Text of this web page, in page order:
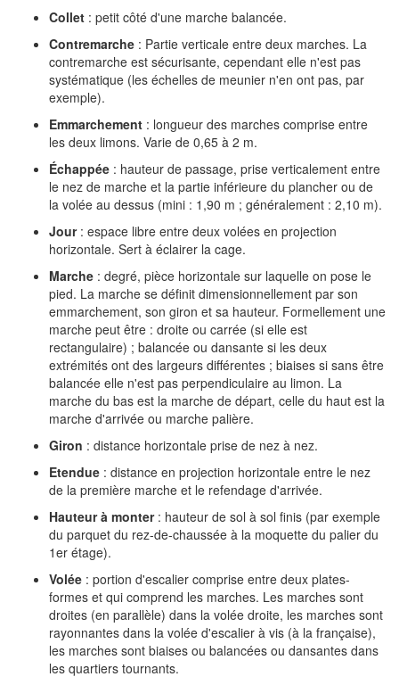
Collet : petit côté d'une marche balancée.
Contremarche : Partie verticale entre deux marches. La
contremarche est sécurisante, cependant elle n'est pas
systématique (les échelles de meunier n'en ont pas, par
exemple).
Emmarchement : longueur des marches comprise entre
les deux limons. Varie de 0,65 à 2 m.
Échappée : hauteur de passage, prise verticalement entre
le nez de marche et la partie inférieure du plancher ou de
la volée au dessus (mini : 1,90 m ; généralement : 2,10 m).
Jour : espace libre entre deux volées en projection
horizontale. Sert à éclairer la cage.
Marche : degré, pièce horizontale sur laquelle on pose le
pied. La marche se définit dimensionnellement par son
emmarchement, son giron et sa hauteur. Formellement une
marche peut être : droite ou carrée (si elle est
rectangulaire) ; balancée ou dansante si les deux
extrémités ont des largeurs différentes ; biaises si sans être
balancée elle n'est pas perpendiculaire au limon. La
marche du bas est la marche de départ, celle du haut est la
marche d'arrivée ou marche palière.
Giron : distance horizontale prise de nez à nez.
Etendue : distance en projection horizontale entre le nez
de la première marche et le refendage d'arrivée.
Hauteur à monter : hauteur de sol à sol finis (par exemple
du parquet du rez-de-chaussée à la moquette du palier du
1er étage).
Volée : portion d'escalier comprise entre deux plates-
formes et qui comprend les marches. Les marches sont
droites (en parallèle) dans la volée droite, les marches sont
rayonnantes dans la volée d'escalier à vis (à la française),
les marches sont biaises ou balancées ou dansantes dans
les quartiers tournants.